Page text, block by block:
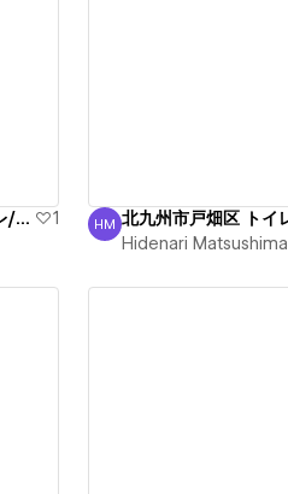
北九州市若松区/トイレクリーニング/掃除代行/トイレ/臭い
1
Hidenari Matsushima
HM
Hidenari Matsushima